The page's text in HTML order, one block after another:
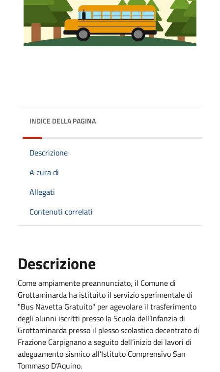
INDICE DELLA PAGINA
Descrizione
A cura di
Allegati
Contenuti correlati
Descrizione
Come ampiamente preannunciato, il Comune di
Grottaminarda ha istituito il servizio sperimentale di
"Bus Navetta Gratuito" per agevolare il trasferimento
degli alunni iscritti presso la Scuola dell’Infanzia di
Grottaminarda presso il plesso scolastico decentrato di
Frazione Carpignano a seguito dell’inizio dei lavori di
adeguamento sismico all’Istituto Comprensivo San
Tommaso D’Aquino.